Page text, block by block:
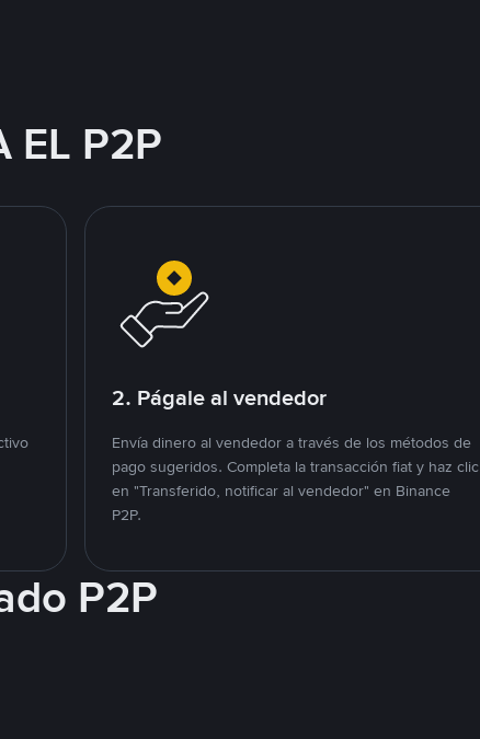
EL P2P
2. Págale al vendedor
Envía dinero al vendedor a través de los métodos de
pago sugeridos. Completa la transacción fiat y haz clic
en "Transferido, notificar al vendedor" en Binance
P2P.
P2P